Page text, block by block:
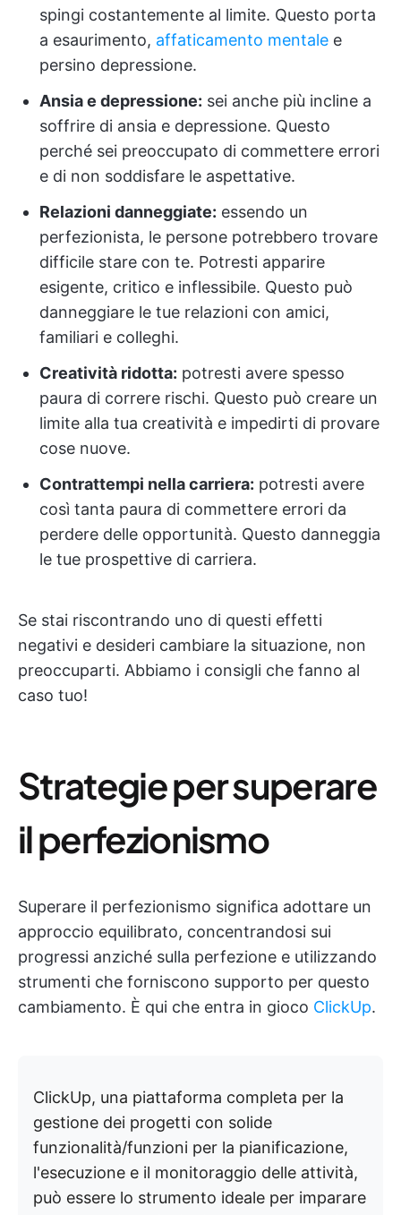
spingi costantemente al limite. Questo porta
a esaurimento, affaticamento mentale e
persino depressione.
Ansia e depressione: sei anche più incline a
soffrire di ansia e depressione. Questo
perché sei preoccupato di commettere errori
e di non soddisfare le aspettative.
Relazioni danneggiate: essendo un
perfezionista, le persone potrebbero trovare
difficile stare con te. Potresti apparire
esigente, critico e inflessibile. Questo può
danneggiare le tue relazioni con amici,
familiari e colleghi.
Creatività ridotta: potresti avere spesso
paura di correre rischi. Questo può creare un
limite alla tua creatività e impedirti di provare
cose nuove.
Contrattempi nella carriera: potresti avere
così tanta paura di commettere errori da
perdere delle opportunità. Questo danneggia
le tue prospettive di carriera.
Se stai riscontrando uno di questi effetti
negativi e desideri cambiare la situazione, non
preoccuparti. Abbiamo i consigli che fanno al
caso tuo!
Strategie per superare
il perfezionismo
Superare il perfezionismo significa adottare un
approccio equilibrato, concentrandosi sui
progressi anziché sulla perfezione e utilizzando
strumenti che forniscono supporto per questo
cambiamento. È qui che entra in gioco ClickUp.
ClickUp, una piattaforma completa per la
gestione dei progetti con solide
funzionalità/funzioni per la pianificazione,
l'esecuzione e il monitoraggio delle attività,
può essere lo strumento ideale per imparare